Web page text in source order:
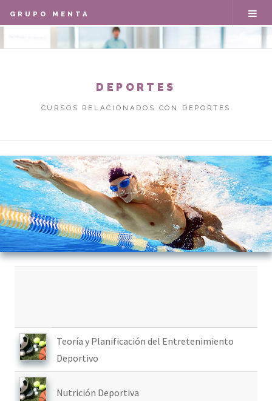
GRUPO MENTA
DEPORTES
CURSOS RELACIONADOS CON DEPORTES
Teoría y Planificación del Entretenimiento
Deportivo
Nutrición Deportiva